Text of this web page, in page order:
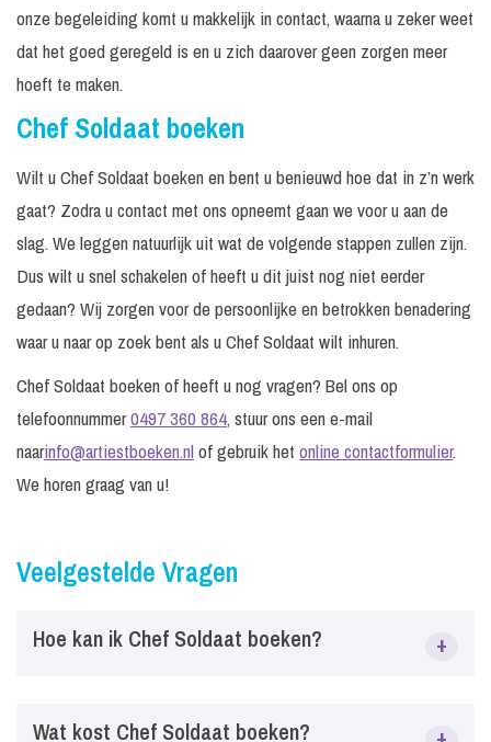
onze begeleiding komt u makkelijk in contact, waarna u zeker weet
dat het goed geregeld is en u zich daarover geen zorgen meer
hoeft te maken.
Chef Soldaat boeken
Wilt u Chef Soldaat boeken en bent u benieuwd hoe dat in z’n werk
gaat? Zodra u contact met ons opneemt gaan we voor u aan de
slag. We leggen natuurlijk uit wat de volgende stappen zullen zijn.
Dus wilt u snel schakelen of heeft u dit juist nog niet eerder
gedaan? Wij zorgen voor de persoonlijke en betrokken benadering
waar u naar op zoek bent als u Chef Soldaat wilt inhuren.
Chef Soldaat boeken of heeft u nog vragen? Bel ons op
telefoonnummer0497 360 864, stuur ons een e-mail
naarinfo@artiestboeken.nlof gebruik het online contactformulier.
We horen graag van u!
Veelgestelde Vragen
Hoe kan ik Chef Soldaat boeken? +
voor festivals, bedrijfsfeesten, tentfeesten, evenementen en
Wat kost Chef Soldaat boeken?